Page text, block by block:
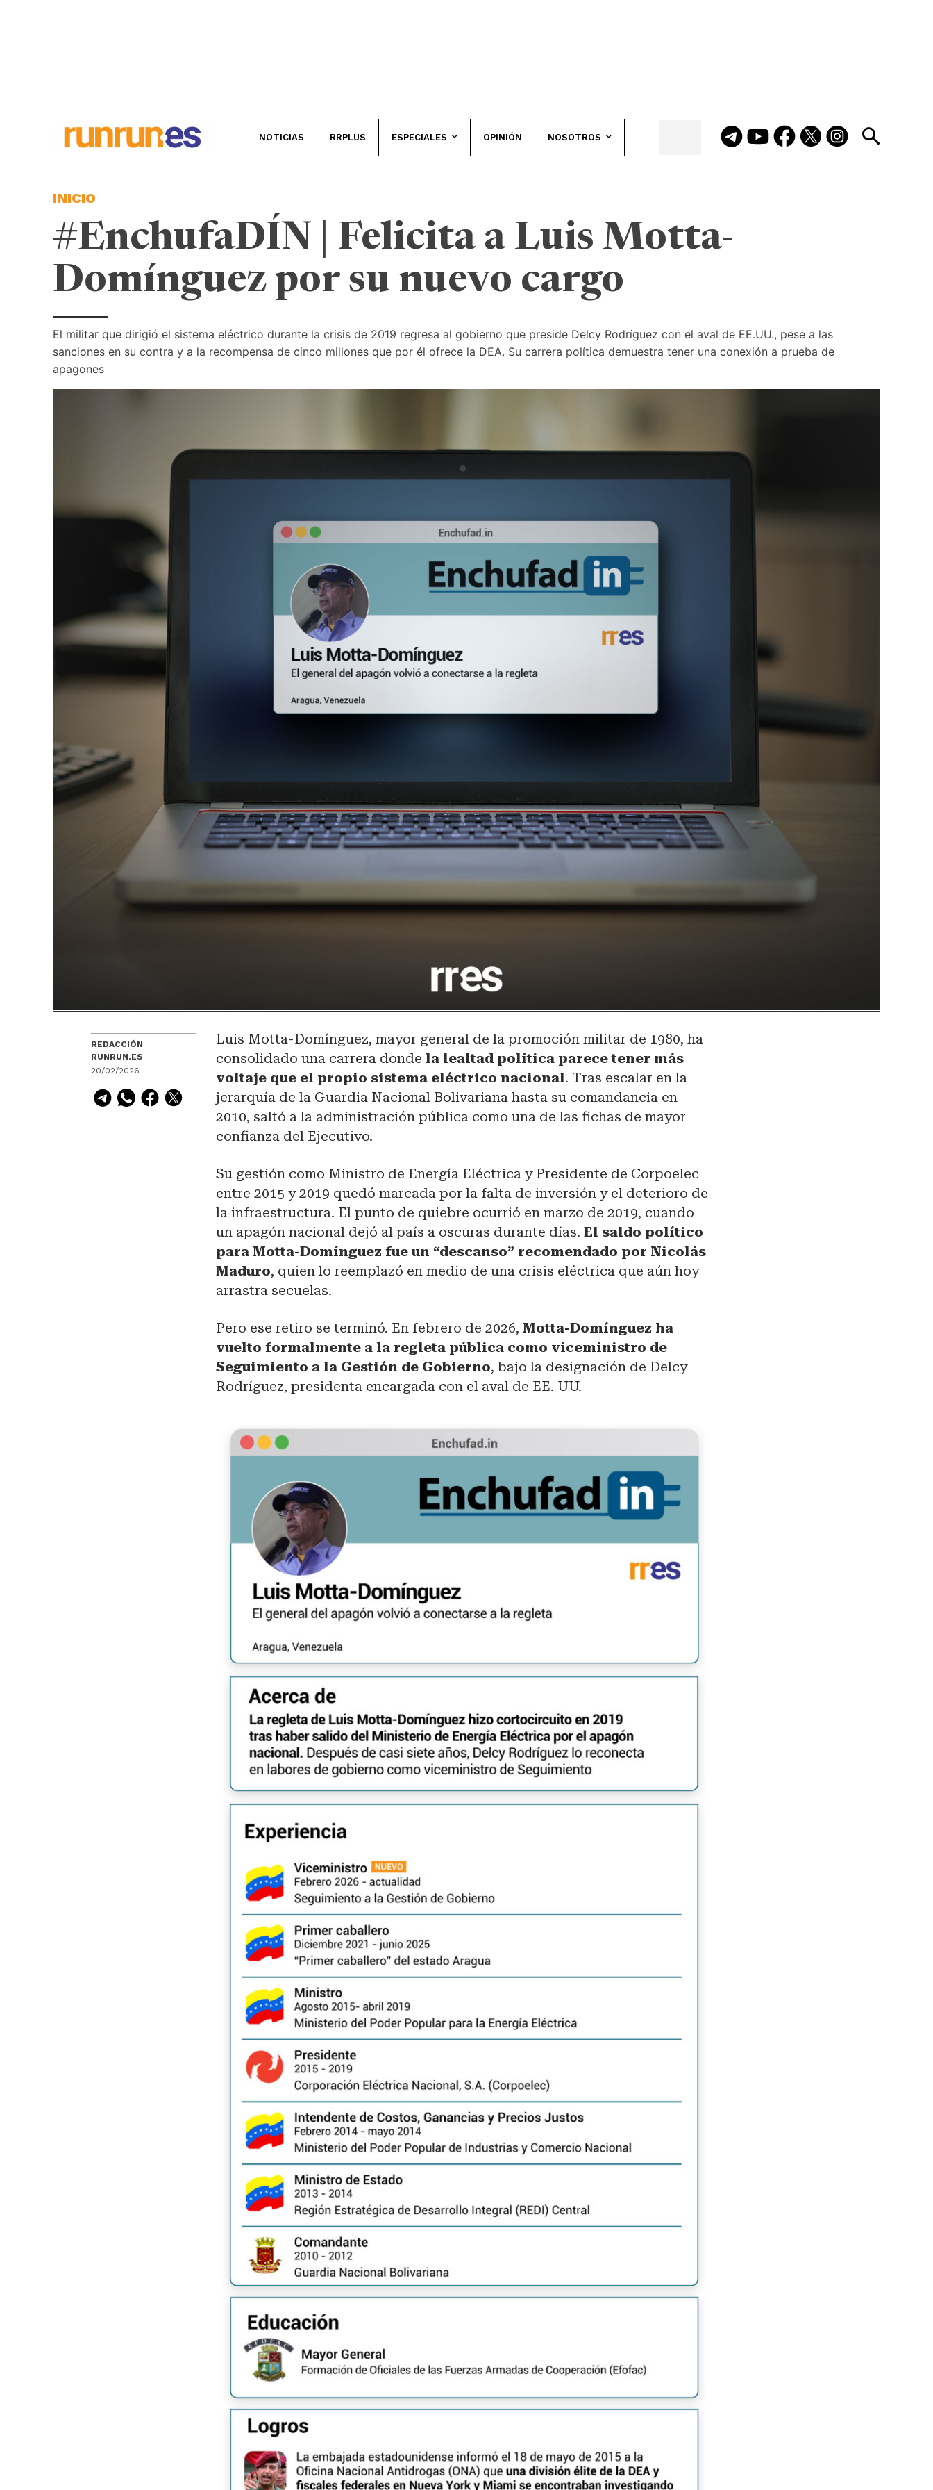
NOTICIAS RRPLUS ESPECIALES OPINIÓN NOSOTROS
INICIO
#EnchufaDÍN | Felicita a Luis Motta-
Domínguez por su nuevo cargo
El militar que dirigió el sistema eléctrico durante la crisis de 2019 regresa al gobierno que preside Delcy Rodríguez con el aval de EE.UU., pese a las
sanciones en su contra y a la recompensa de cinco millones que por él ofrece la DEA. Su carrera política demuestra tener una conexión a prueba de
apagones
REDACCIÓN
RUNRUN.ES
20/02/2026
Luis Motta-Domínguez, mayor general de la promoción militar de 1980, ha
consolidado una carrera donde la lealtad política parece tener más
voltaje que el propio sistema eléctrico nacional. Tras escalar en la
jerarquía de la Guardia Nacional Bolivariana hasta su comandancia en
2010, saltó a la administración pública como una de las fichas de mayor
confianza del Ejecutivo.
Su gestión como Ministro de Energía Eléctrica y Presidente de Corpoelec
entre 2015 y 2019 quedó marcada por la falta de inversión y el deterioro de
la infraestructura. El punto de quiebre ocurrió en marzo de 2019, cuando
un apagón nacional dejó al país a oscuras durante días.El saldo político
para Motta-Domínguez fue un “descanso” recomendado por Nicolás
Maduro, quien lo reemplazó en medio de una crisis eléctrica que aún hoy
arrastra secuelas.
Pero ese retiro se terminó. En febrero de 2026, Motta-Domínguez ha
vuelto formalmente a la regleta pública como viceministro de
Seguimiento a la Gestión de Gobierno, bajo la designación de Delcy
Rodríguez, presidenta encargada con el aval de EE. UU.